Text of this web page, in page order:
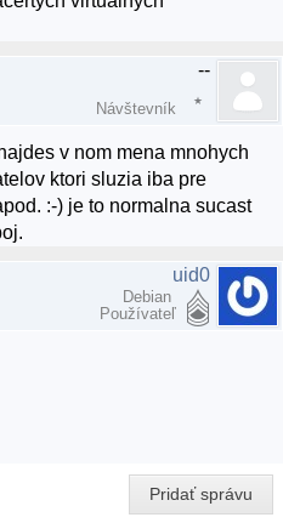
--
Návštevník
v nom mena mnohych
ktori sluzia iba pre
:-) je to normalna sucast
uid0
Debian
Používateľ
Pridať správu